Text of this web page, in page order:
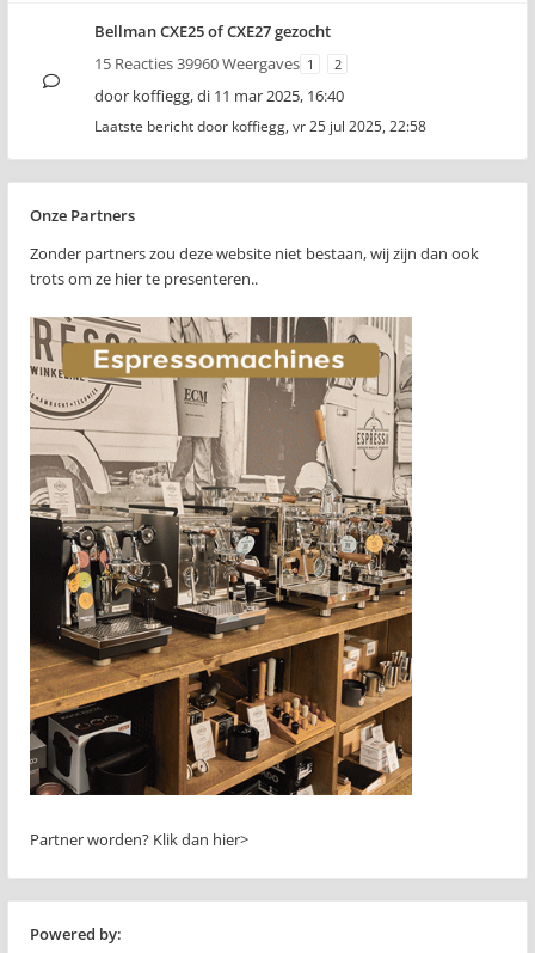
Bellman CXE25 of CXE27 gezocht
15 Reacties 39960 Weergaves 1 2
door koffiegg,di 11 mar 2025, 16:40
Laatste bericht door koffiegg, vr 25 jul 2025, 22:58
Onze Partners
Zonder partners zou deze website niet bestaan, wij zijn dan ook
trots om ze hier te presenteren..
Partner worden? Klik dan hier>
Powered by: